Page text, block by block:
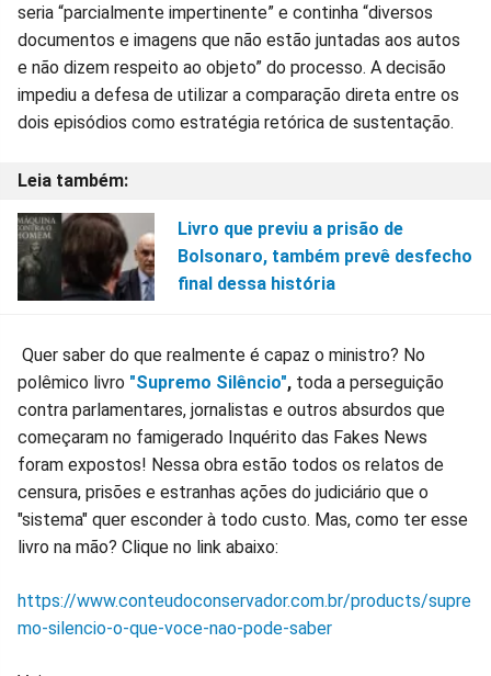
seria “parcialmente impertinente” e continha “diversos
documentos e imagens que não estão juntadas aos autos
e não dizem respeito ao objeto” do processo. A decisão
impediu a defesa de utilizar a comparação direta entre os
dois episódios como estratégia retórica de sustentação.
Livro que previu a prisão de
Bolsonaro, também prevê desfecho
final dessa história
Quer saber do que realmente é capaz o ministro? No
polêmico livro "Supremo Silêncio", toda a perseguição
contra parlamentares, jornalistas e outros absurdos que
começaram no famigerado Inquérito das Fakes News
foram expostos! Nessa obra estão todos os relatos de
censura, prisões e estranhas ações do judiciário que o
"sistema" quer esconder à todo custo. Mas, como ter esse
livro na mão? Clique no link abaixo:
https://www.conteudoconservador.com.br/products/supre
mo-silencio-o-que-voce-nao-pode-saber